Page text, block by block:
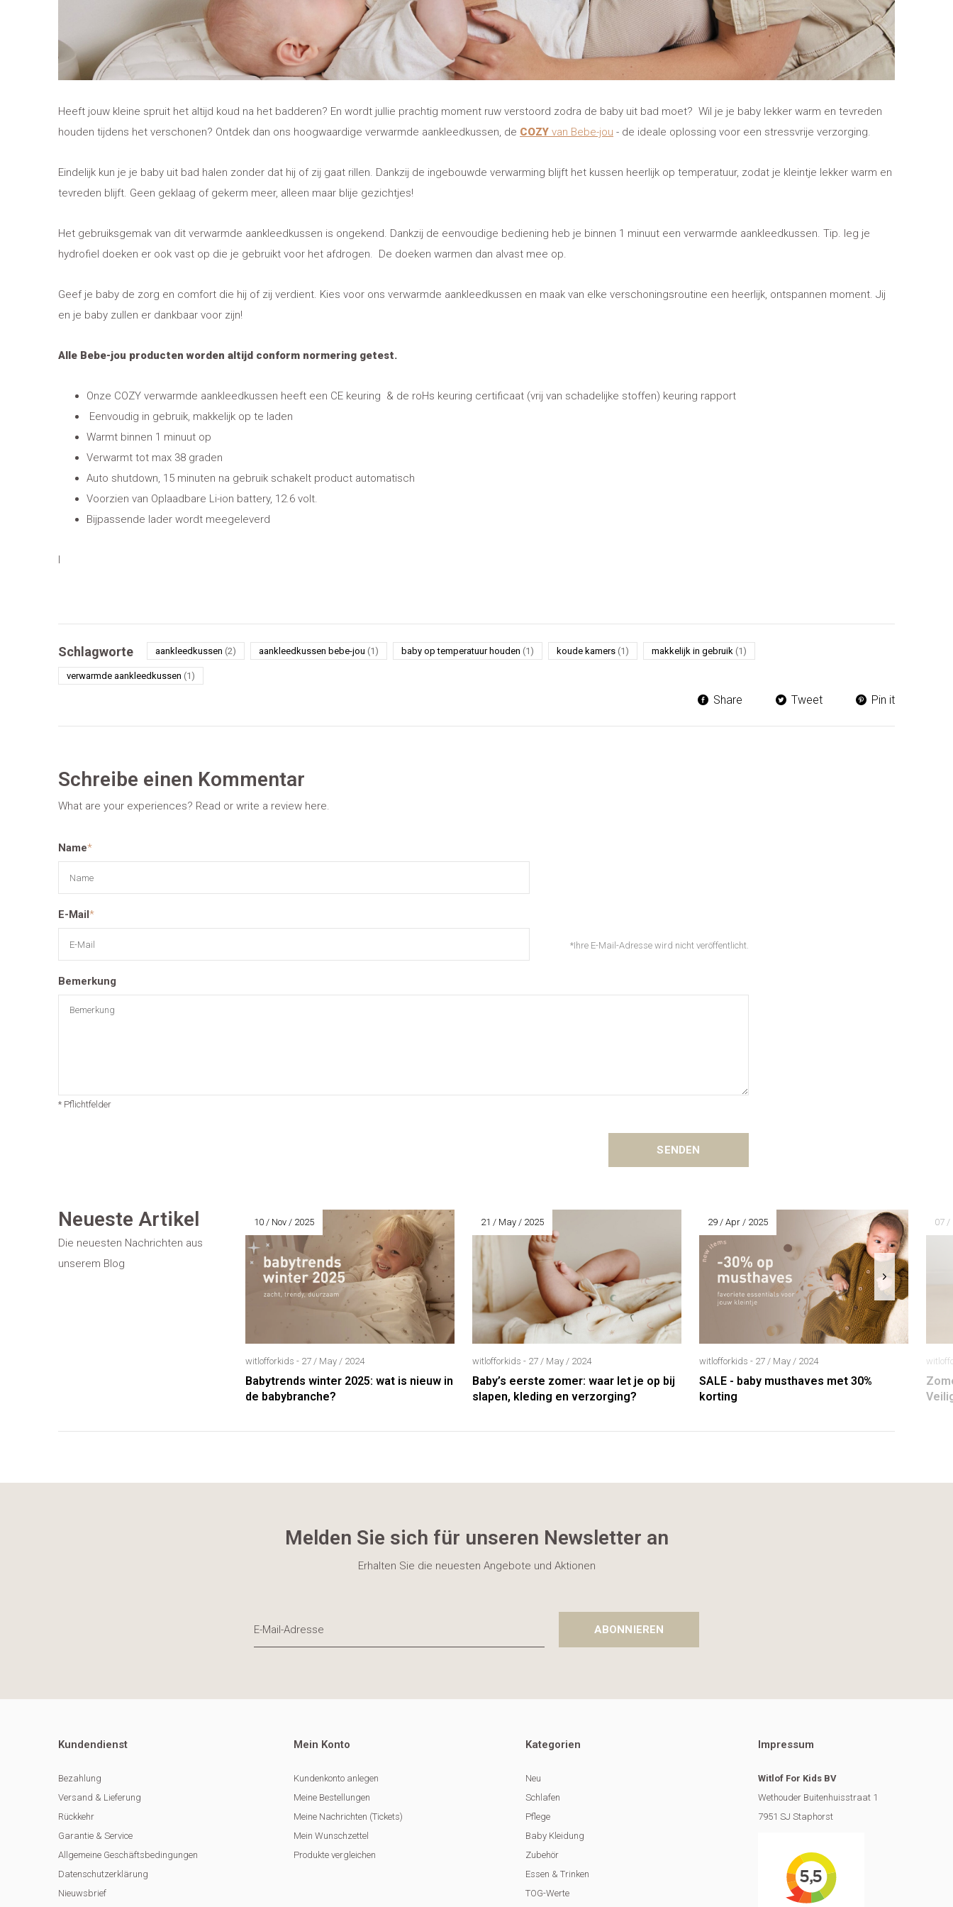
Heeft jouw kleine spruit het altijd koud na het badderen? En wordt jullie prachtig moment ruw verstoord zodra de baby uit bad moet? Wil je je baby lekker warm en tevreden
houden tijdens het verschonen? Ontdek dan ons hoogwaardige verwarmde aankleedkussen, de COZY van Bebe-jou - de ideale oplossing voor een stressvrije verzorging.
Eindelijk kun je je baby uit bad halen zonder dat hij of zij gaat rillen. Dankzij de ingebouwde verwarming blijft het kussen heerlijk op temperatuur, zodat je kleintje lekker warm en
tevreden blijft. Geen geklaag of gekerm meer, alleen maar blije gezichtjes!
Het gebruiksgemak van dit verwarmde aankleedkussen is ongekend. Dankzij de eenvoudige bediening heb je binnen 1 minuut een verwarmde aankleedkussen. Tip. leg je
hydrofiel doeken er ook vast op die je gebruikt voor het afdrogen. De doeken warmen dan alvast mee op.
Geef je baby de zorg en comfort die hij of zij verdient. Kies voor ons verwarmde aankleedkussen en maak van elke verschoningsroutine een heerlijk, ontspannen moment. Jij
en je baby zullen er dankbaar voor zijn!
Alle Bebe-jou producten worden altijd conform normering getest.
Onze COZY verwarmde aankleedkussen heeft een CE keuring & de roHs keuring certificaat (vrij van schadelijke stoffen) keuring rapport
Eenvoudig in gebruik, makkelijk op te laden
Warmt binnen 1 minuut op
Verwarmt tot max 38 graden
Auto shutdown, 15 minuten na gebruik schakelt product automatisch
Voorzien van Oplaadbare Li-ion battery, 12.6 volt.
Bijpassende lader wordt meegeleverd
l
Schlagworte aankleedkussen (2) aankleedkussen bebe-jou (1) baby op temperatuur houden (1) koude kamers (1) makkelijk in gebruik (1)
verwarmde aankleedkussen (1)
Share Tweet Pin it
Schreibe einen Kommentar
What are your experiences? Read or write a review here.
Name*
E-Mail*
*Ihre E-Mail-Adresse wird nicht veröffentlicht.
Bemerkung
* Pflichtfelder
SENDEN
Neueste Artikel
Die neuesten Nachrichten aus
unserem Blog
10 / Nov / 2025
witlofforkids - 27 / May / 2024
Babytrends winter 2025: wat is nieuw in
de babybranche?
21 / May / 2025
witlofforkids - 27 / May / 2024
Baby’s eerste zomer: waar let je op bij
slapen, kleding en verzorging?
29 / Apr / 2025
witlofforkids - 27 / May / 2024
SALE - baby musthaves met 30%
korting
07 /
Melden Sie sich für unseren Newsletter an
Erhalten Sie die neuesten Angebote und Aktionen
ABONNIEREN
Kundendienst
Bezahlung
Versand & Lieferung
Rückkehr
Garantie & Service
Allgemeine Geschäftsbedingungen
Datenschutzerklärung
Nieuwsbrief
Mein Konto
Kundenkonto anlegen
Meine Bestellungen
Meine Nachrichten (Tickets)
Mein Wunschzettel
Produkte vergleichen
Kategorien
Neu
Schlafen
Pflege
Baby Kleidung
Zubehör
Essen & Trinken
TOG-Werte
Impressum
Witlof For Kids BV
Wethouder Buitenhuisstraat 1
7951 SJ Staphorst